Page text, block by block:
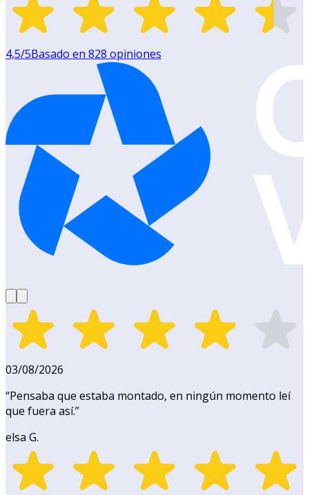
4,5/5Basado en 828 opiniones
03/08/2026
“Pensaba que estaba montado, en ningún momento leí
que fuera así.”
elsa G.